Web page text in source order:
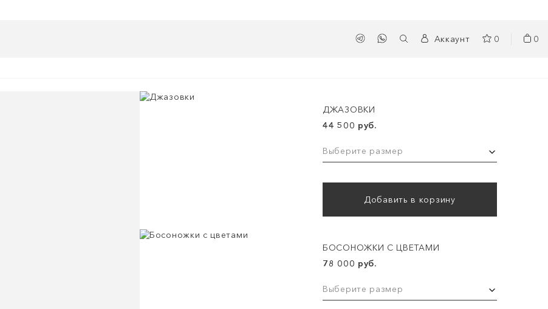
Аккаунт 0 0
ДЖАЗОВКИ
44 500 руб.
Выберите размер
Добавить в корзину
БОСОНОЖКИ С ЦВЕТАМИ
78 000 руб.
Выберите размер